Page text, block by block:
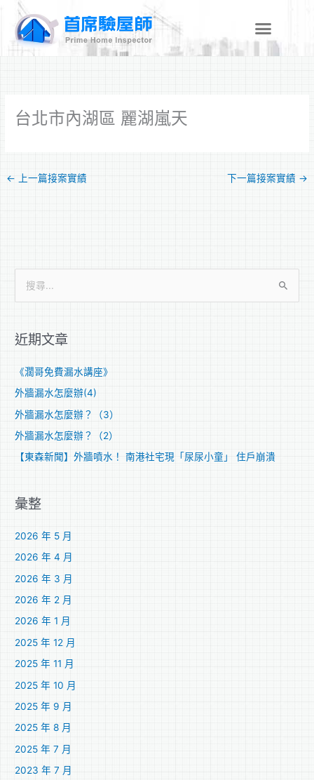
台北市內湖區 麗湖嵐天
← 上一篇接案實績 下一篇接案實績 →
鍵
近期文章
《濶哥免費漏水講座》
外牆漏水怎麼辦(4)
外牆漏水怎麼辦？（3）
外牆漏水怎麼辦？（2）
【東森新聞】外牆噴水！ 南港社宅現「尿尿小童」 住戶崩潰
彙整
2026 年 5 月
2026 年 4 月
2026 年 3 月
2026 年 2 月
2026 年 1 月
2025 年 12 月
2025 年 11 月
2025 年 10 月
2025 年 9 月
2025 年 8 月
2025 年 7 月
2023 年 7 月